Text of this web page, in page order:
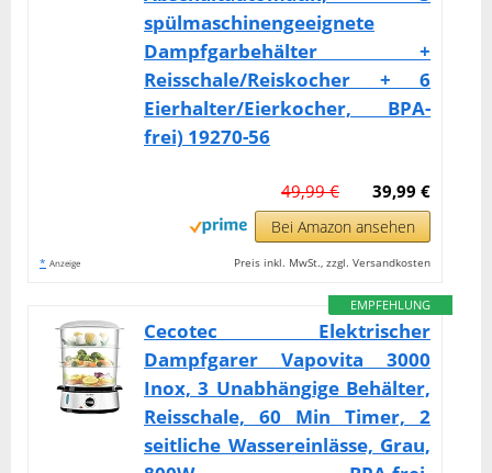
spülmaschinengeeignete
Dampfgarbehälter +
Reisschale/Reiskocher + 6
Eierhalter/Eierkocher, BPA-
frei) 19270-56
39,99 €
49,99 €
Bei Amazon ansehen
* Anzeige Preis inkl. MwSt., zzgl. Versandkosten
EMPFEHLUNG
Cecotec Elektrischer
Dampfgarer Vapovita 3000
Inox, 3 Unabhängige Behälter,
Reisschale, 60 Min Timer, 2
seitliche Wassereinlässe, Grau,